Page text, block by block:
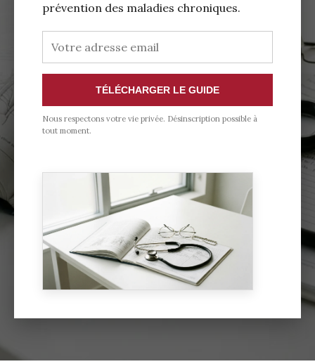
prévention des maladies chroniques.
TÉLÉCHARGER LE GUIDE
Nous respectons votre vie privée. Désinscription possible à
tout moment.